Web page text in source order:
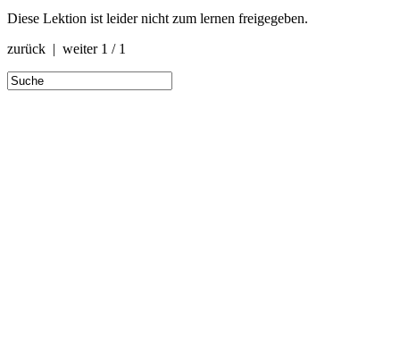
Diese Lektion ist leider nicht zum lernen freigegeben.
zurück | weiter 1 / 1